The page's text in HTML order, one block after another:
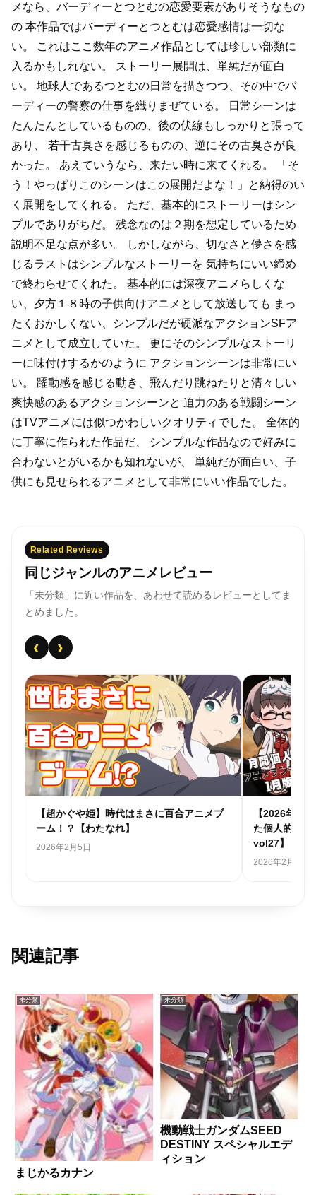
メなら、バーディーとつとむの恋愛要素がありそうなもの
の 本作品ではバーディーとつとむは恋愛感情は一切な
い。
これはここ数年のアニメ作品としては珍しい部類に
入るかもしれない。
ストーリー展開は、単純だが面白
い。
地球人であるつとむの日常を描きつつ、その中でバ
ーディーの警察の仕事を織りまぜている。
日常シーンは
たんたんとしているものの、後の伏線もしっかりと張って
あり、
若干古臭さを感じるものの、逆にその古臭さが良
かった。
あえていうなら、来たい時に来てくれる。
「そ
う！やっぱりこのシーンはこの展開だよな！」と納得のい
く展開をしてくれる。
ただ、基本的にストーリーはシン
プルでありがちだ。
残念なのは２期を想定しているため
説明不足な点が多い。
しかしながら、切なさと儚さを感
じるラストはシンプルなストーリーを 気持ちにいい締め
で終わらせてくれた。
基本的には深夜アニメらしくな
い、夕方１８時の子供向けアニメとして放送しても まっ
たくおかしくない、シンプルだが硬派なアクションSFア
ニメとして成立していた。
更にそのシンプルなストーリ
ーに味付けするかのように アクションシーンは非常にい
い。
躍動感を感じる動き、飛んだり跳ねたりと清々しい
爽快感のあるアクションシーンと 迫力のある戦闘シーン
はTVアニメには似つかわしいクオリティでした。
全体的
に丁寧に作られた作品だ、
シンプルな作品なので好みに
合わないとがいるかも知れないが、
単純だが面白い、子
供にも見せられるアニメとして非常にいい作品でした。
Related Reviews
同じジャンルのアニメレビュー
「未分類」に近い作品を、あわせて読めるレビューとしてま
とめました。
‹ ›
【超かぐや姫】時代はまさに百合アニメブ
ーム！？【わたなれ】
2026年2月5日
【2026年ア
た個人的アニ
vol27】
2026年2月1日
関連記事
未分類
まじかるカナン
未分類
機動戦士ガンダムSEED
DESTINY スペシャルエデ
ィション